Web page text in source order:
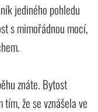
jediného pohledu
s mimořádnou mocí,
znáte. Bytost
že se vznášela ve